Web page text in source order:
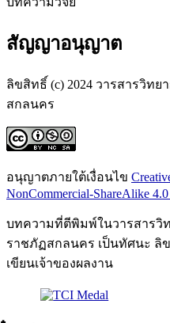
สัญญาอนุญาต
ลิขสิทธิ์ (c) 2024 วารสารวิท
สกลนคร
อนุญาตภายใต้เงื่อนไข
NonCommercial-ShareAlike
บทความที่ตีพิมพ์ในวารสารวิ
ราชภัฏสกลนคร เป็นทัศนะ ลิ
เขียนเจ้าของผลงาน